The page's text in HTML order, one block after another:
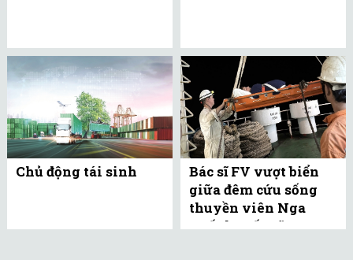
Chủ động tái sinh
Bác sĩ FV vượt biển
giữa đêm cứu sống
thuyền viên Nga
xuất huyết não